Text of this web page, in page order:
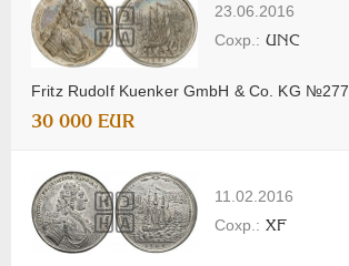
23.06.2016
Fritz Rudolf Kuenker GmbH & Co. KG №277
UNC
30 000 EUR
11.02.2016
XF